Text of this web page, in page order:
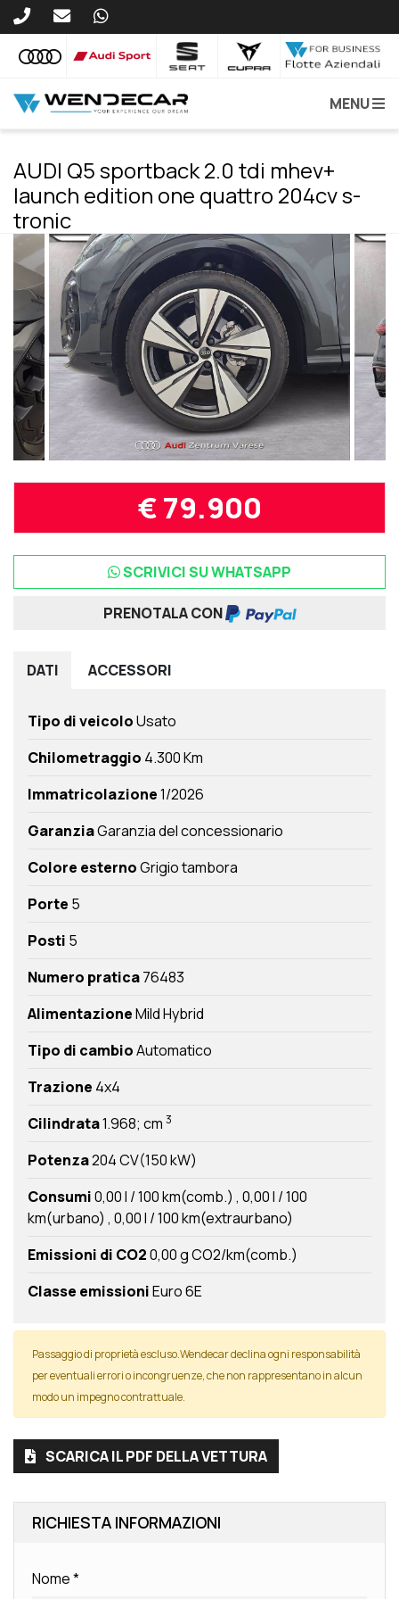
MENU
AUDI Q5 sportback 2.0 tdi mhev+
launch edition one quattro 204cv s-
tronic
€ 79.900
SCRIVICI SU WHATSAPP
PRENOTALA CON
DATI ACCESSORI
Tipo di veicoloUsato
Chilometraggio 4.300 Km
Immatricolazione1/2026
GaranziaGaranzia del concessionario
Colore esternoGrigio tambora
Porte 5
Posti 5
Numero pratica76483
AlimentazioneMild Hybrid
Tipo di cambioAutomatico
Trazione 4x4
Cilindrata1.968; cm 3
Potenza204 CV(150 kW)
Consumi0,00 l / 100 km(comb.) 0,00 l / 100
km(urbano) 0,00 l / 100 km(extraurbano)
Emissioni di CO20,00 g CO2/km(comb.)
Classe emissioniEuro 6E
Passaggio di proprietà escluso.Wendecar declina ogni responsabilità
per eventuali errori o incongruenze, che non rappresentano in alcun
modo un impegno contrattuale.
SCARICA IL PDF DELLA VETTURA
RICHIESTA INFORMAZIONI
Nome*